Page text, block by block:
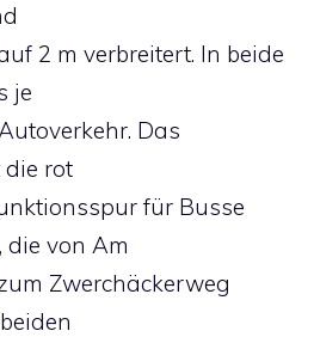
2 m verbreitert. In beide
je
Das
die rot
für Busse
von Am
Zwerchäckerweg